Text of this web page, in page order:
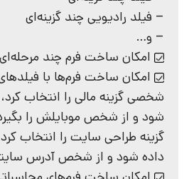
– فیلد رادیویی چند گزینه‌ای
– و…
امکان ساخت فرم چند مرحله‌ای
امکان ساخت فرم‌ها با
شخصی گزینه مالی را انتخاب
شود و از شخص موبایلش را
گزینه طراحی سایت را انتخاب
داده شود و از شخص آدرس